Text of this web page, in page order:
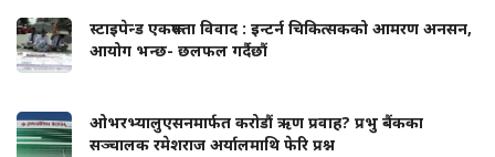
स्टाइपेन्ड एकरूपता विवाद : इन्टर्न चिकित्सकको आमरण अनसन,
आयोग भन्छ- छलफल गर्दैछौं
ओभरभ्यालुएसनमार्फत करोडौं ऋण प्रवाह? प्रभु बैंकका
सञ्चालक रमेशराज अर्यालमाथि फेरि प्रश्न